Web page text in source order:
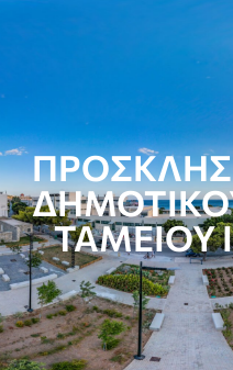
ΤΑΜΕΙΟΥ